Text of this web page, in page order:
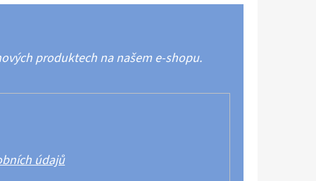
produktech na našem e-shopu.
údajů